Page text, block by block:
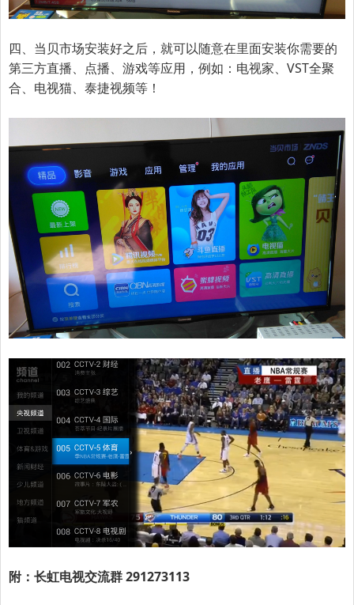
四、当贝市场安装好之后，就可以随意在里面安装你需要的
第三方直播、点播、游戏等应用，例如：电视家、VST全聚
合、电视猫、泰捷视频等！
附：长虹电视交流群 291273113